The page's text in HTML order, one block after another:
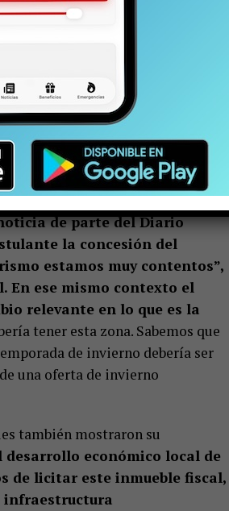
año completo; no solo en
de descanso, picnic, pistas
es el volcán. La idea es tener
sustentable, cuidando la
el ejecutivo.
privadas y públicas de
con la decisión estatal de
de montaña.“Estamos con
de parte del Diario
la concesión del
estamos muy contentos”,
En ese mismo contexto el
relevante en lo que es la
tener esta zona. Sabemos que
de invierno debería ser
una oferta de invierno
también mostraron su
económico local de
de licitar este inmueble fiscal,
infraestructura